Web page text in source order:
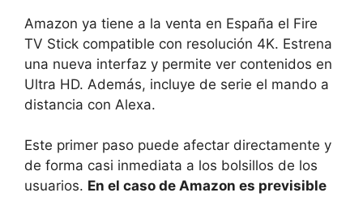
Amazon ya tiene a la venta en España el Fire
TV Stick compatible con resolución 4K. Estrena
una nueva interfaz y permite ver contenidos en
Ultra HD. Además, incluye de serie el mando a
distancia con Alexa.
Este primer paso puede afectar directamente y
de forma casi inmediata a los bolsillos de los
usuarios. En el caso de Amazon es previsible